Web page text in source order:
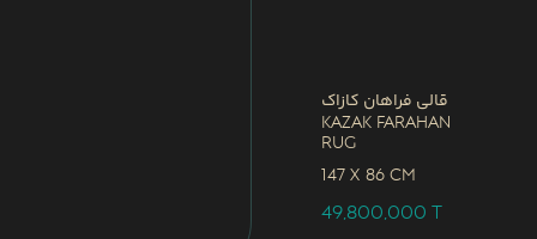
قالی فراهان کازاک
Kazak Farahan
Rug
147 x 86 CM
49,800,000T